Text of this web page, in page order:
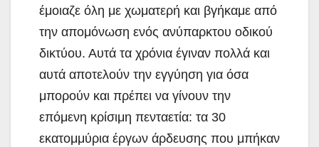
έμοιαζε όλη με χωματερή και βγήκαμε από
την απομόνωση ενός ανύπαρκτου οδικού
δικτύου. Αυτά τα χρόνια έγιναν πολλά και
αυτά αποτελούν την εγγύηση για όσα
μπορούν και πρέπει να γίνουν την
επόμενη κρίσιμη πενταετία: τα 30
εκατομμύρια έργων άρδευσης που μπήκαν